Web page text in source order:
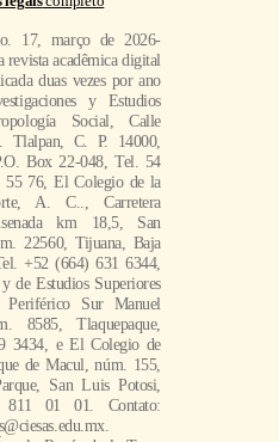
17, março de 2026-
revista acadêmica digital
duas vezes por ano
y Estudios
Social, Calle
Tlalpan, C. P. 14000,
Box 22-048, Tel. 54
76, El Colegio de la
A. C.., Carretera
km 18,5, San
22560, Tijuana, Baja
+52 (664) 631 6344,
de Estudios Superiores
Sur Manuel
8585, Tlaquepaque,
3434, e El Colegio de
de Macul, núm. 155,
San Luis Potosi,
01 01. Contato: